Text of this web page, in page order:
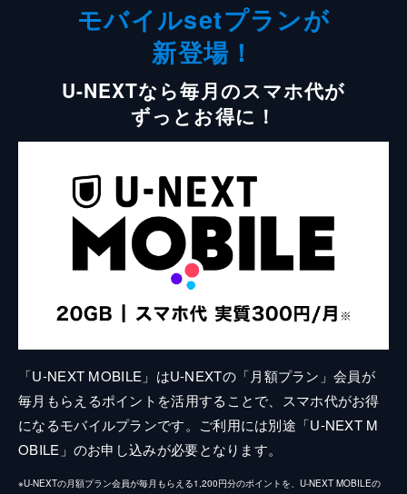
モバイルsetプランが
新登場！
U-NEXTなら毎月のスマホ代が
ずっとお得に！
「U-NEXT MOBILE」はU-NEXTの「月額プラン」会員が
毎月もらえるポイントを活用することで、スマホ代がお得
になるモバイルプランです。ご利用には別途「U-NEXT M
OBILE」のお申し込みが必要となります。
※U-NEXTの月額プラン会員が毎月もらえる1,200円分のポイントを、U-NEXT MOBILEの